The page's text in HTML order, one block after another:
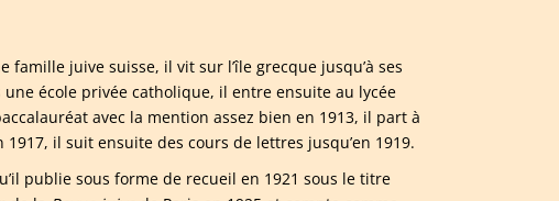
famille juive suisse, il vit sur l’île grecque jusqu’à ses
école privée catholique, il entre ensuite au lycée
avec la mention assez bien en 1913, il part à
il suit ensuite des cours de lettres jusqu’en 1919.
publie sous forme de recueil en 1921 sous le titre